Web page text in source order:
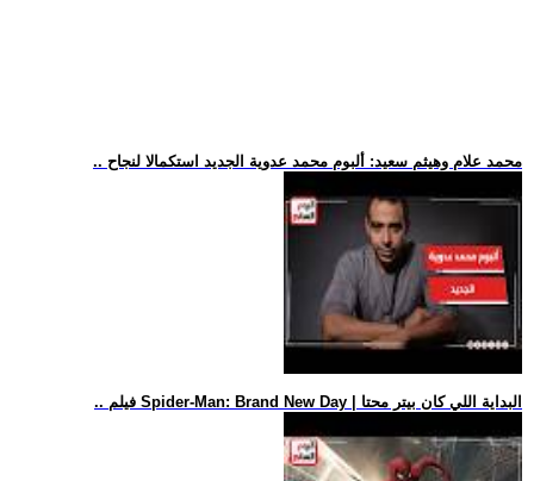
.. محمد علام وهيثم سعيد: ألبوم محمد عدوية الجديد استكمالا لنجاح
.. فيلم Spider-Man: Brand New Day | البداية اللي كان بيتر محتا